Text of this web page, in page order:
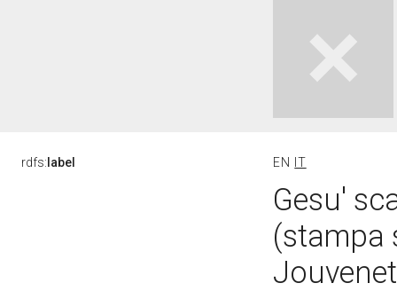
rdfs: label EN IT
Gesu'
(stampa